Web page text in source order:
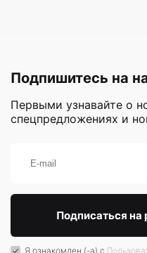
Подпишитесь на
Первыми узнавайте о
спецпредложениях и
Я ознакомлен (-а) с